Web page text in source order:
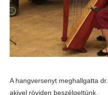
A hangversenyt meghallgatta
akivel röviden beszélgettünk.